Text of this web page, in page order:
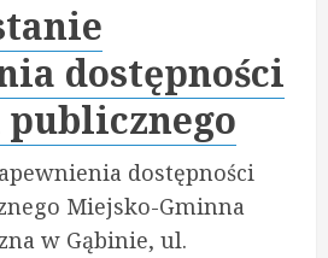
dostępności
dostępności
Miejsko-Gminna
w Gąbinie, ul.